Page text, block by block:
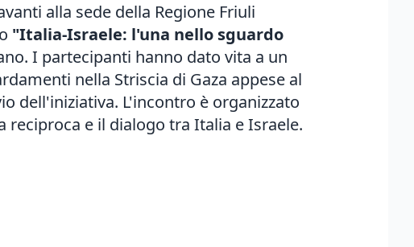
alla sede della Regione Friuli
"Italia-Israele: l'una nello sguardo
I partecipanti hanno dato vita a un
nella Striscia di Gaza appese al
dell'iniziativa. L'incontro è organizzato
reciproca e il dialogo tra Italia e Israele.